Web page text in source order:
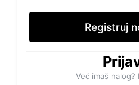
Registruj
Već imaš nalog?